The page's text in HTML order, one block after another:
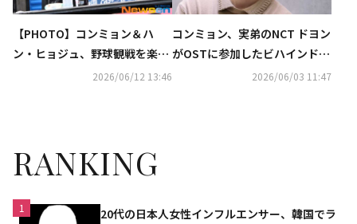
【PHOTO】コンミョン＆ハ
ン・ヒョジュ、野球観戦を楽し
2026/06/12 13:46
コンミョン、実弟のNCT ドヨン
がOSTに参加したビハインド明
かす「以前から歌わせてほしい
2026/06/03 11:47
RANKING
1
20代の日本人女性インフルエンサー、韓国でラ